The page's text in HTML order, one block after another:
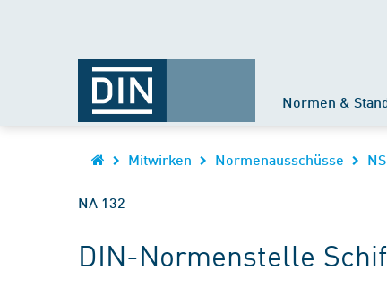
Normen &
Mitwirken Normenausschüsse
NA 132
DIN-Normenstelle